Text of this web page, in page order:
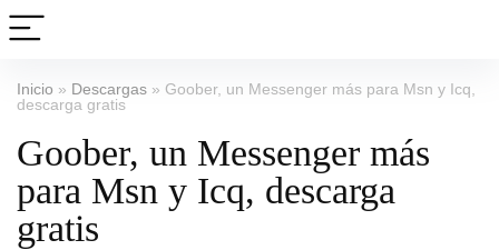
Inicio » Descargas » Goober, un Messenger más para Msn y Icq,
descarga gratis
Goober, un Messenger más
para Msn y Icq, descarga
gratis